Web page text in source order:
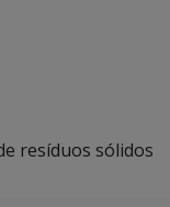
resíduos sólidos